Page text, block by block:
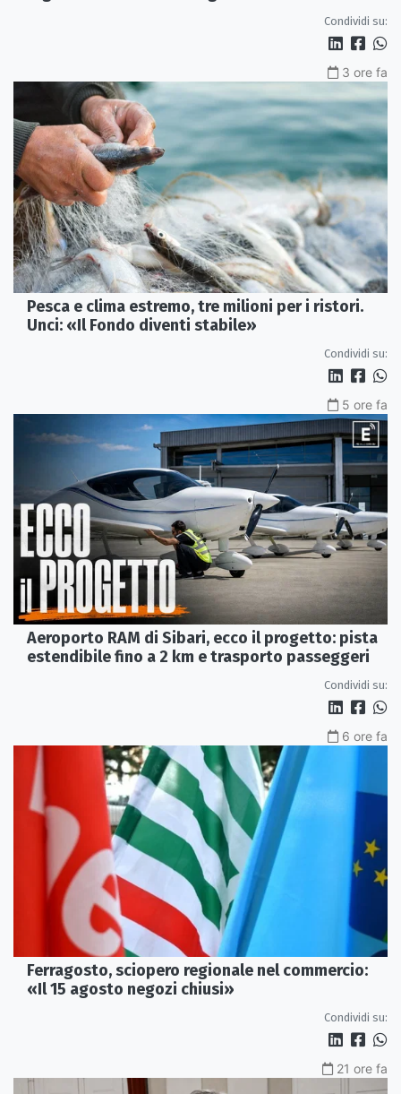
Condividi su:
3 ore fa
Pesca e clima estremo, tre milioni per i ristori.
Unci: «Il Fondo diventi stabile»
Condividi su:
5 ore fa
Aeroporto RAM di Sibari, ecco il progetto: pista
estendibile fino a 2 km e trasporto passeggeri
Condividi su:
6 ore fa
Ferragosto, sciopero regionale nel commercio:
«Il 15 agosto negozi chiusi»
Condividi su:
21 ore fa